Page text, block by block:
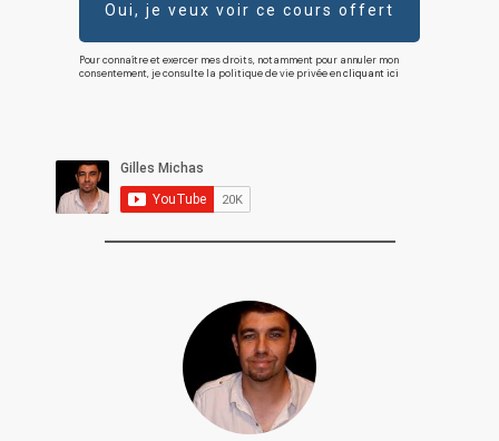
Oui, je veux voir ce cours offert
Pour connaître et exercer mes droits, notamment pour annuler mon
consentement, je consulte la politique de vie privée encliquant ici